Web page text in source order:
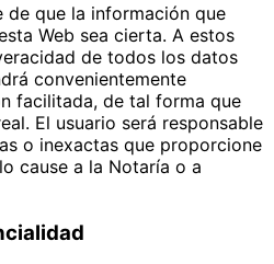
de que la información que
Web sea cierta. A estos
de todos los datos
convenientemente
facilitada, de tal forma que
El usuario será responsable
o inexactas que proporcione
cause a la Notaría o a